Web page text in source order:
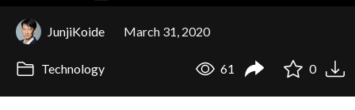
JunjiKoide March 31, 2020
Technology 61 0